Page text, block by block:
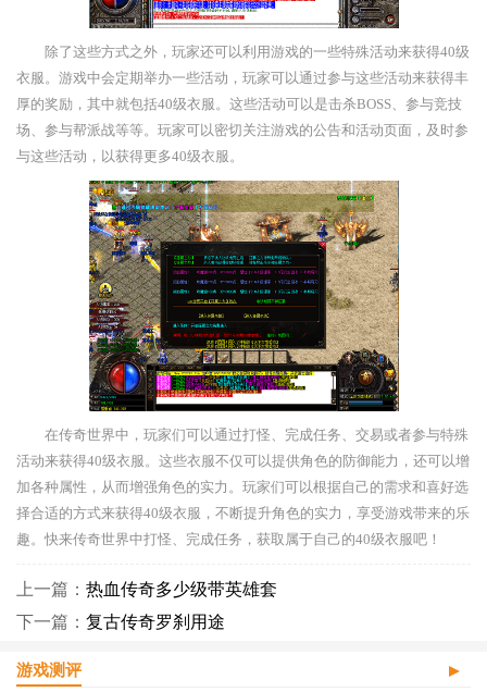
除了这些方式之外，玩家还可以利用游戏的一些特殊活动来获得40级
衣服。游戏中会定期举办一些活动，玩家可以通过参与这些活动来获得丰
厚的奖励，其中就包括40级衣服。这些活动可以是击杀BOSS、参与竞技
场、参与帮派战等等。玩家可以密切关注游戏的公告和活动页面，及时参
与这些活动，以获得更多40级衣服。
在传奇世界中，玩家们可以通过打怪、完成任务、交易或者参与特殊
活动来获得40级衣服。这些衣服不仅可以提供角色的防御能力，还可以增
加各种属性，从而增强角色的实力。玩家们可以根据自己的需求和喜好选
择合适的方式来获得40级衣服，不断提升角色的实力，享受游戏带来的乐
趣。快来传奇世界中打怪、完成任务，获取属于自己的40级衣服吧！
上一篇： 热血传奇多少级带英雄套
下一篇： 复古传奇罗刹用途
游戏测评